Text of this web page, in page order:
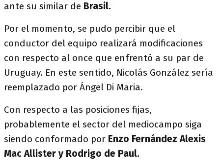
ante su similar de Brasil.
Por el momento, se pudo percibir que el
conductor del equipo realizará modificaciones
con respecto al once que enfrentó a su par de
Uruguay. En este sentido, Nicolás González sería
reemplazado por Ángel Di Maria.
Con respecto a las posiciones fijas,
probablemente el sector del mediocampo siga
siendo conformado por Enzo Fernández Alexis
Mac Allister y Rodrigo de Paul.